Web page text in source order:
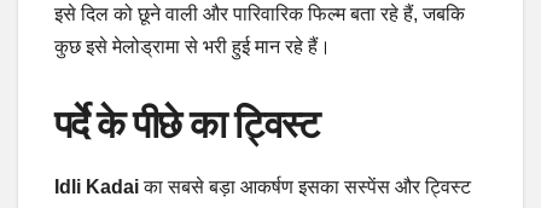
इसे दिल को छूने वाली और पारिवारिक फिल्म बता रहे हैं, जबकि
कुछ इसे मेलोड्रामा से भरी हुई मान रहे हैं।
पर्दे के पीछे का ट्विस्ट
Idli Kadaiका सबसे बड़ा आकर्षण इसका सस्पेंस और ट्विस्ट